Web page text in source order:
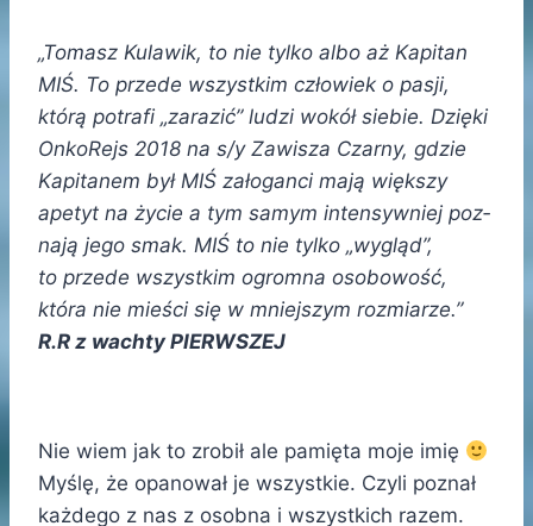
„Tomasz Kulawik, to nie tylko albo aż Kapitan
MIŚ. To przede wszystkim człowiek o pasji,
którą potrafi „zarazić” ludzi wokół siebie. Dzięki
OnkoRejs 2018 na s/y Zawisza Czarny, gdzie
Kapitanem był MIŚ załoganci mają większy
ape­tyt na życie a tym samym in­tensyw­niej poz­
na­ją je­go smak. MIŚ to nie tylko „wygląd”,
to przede wszystkim ogromna osobowość,
która nie mieści się w mniejszym rozmiarze.”
R.R z wachty PIERWSZEJ
Nie wiem jak to zrobił ale pamięta moje imię
Myślę, że opanował je wszystkie. Czyli poznał
każdego z nas z osobna i wszystkich razem.